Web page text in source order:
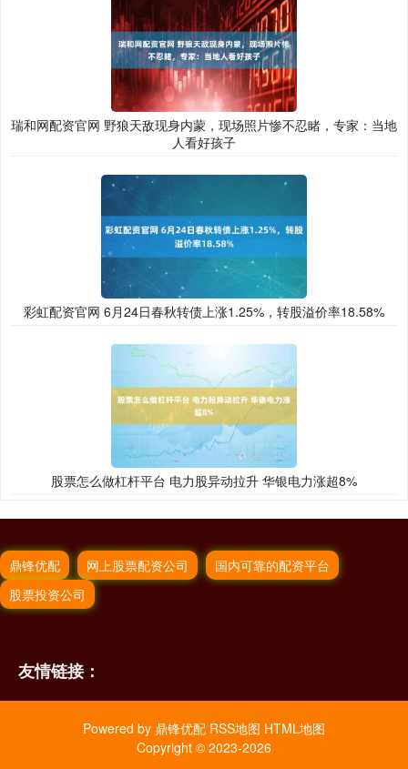
瑞和网配资官网 野狼天敌现身内蒙，现场照片惨不忍睹，专家：当地
人看好孩子
彩虹配资官网 6月24日春秋转债上涨1.25%，转股溢价率18.58%
股票怎么做杠杆平台 电力股异动拉升 华银电力涨超8%
鼎锋优配 网上股票配资公司
国内可靠的配资平台
股票投资公司
友情链接：
Powered by 鼎锋优配 RSS地图 HTML地图
Copyright © 2023-2026